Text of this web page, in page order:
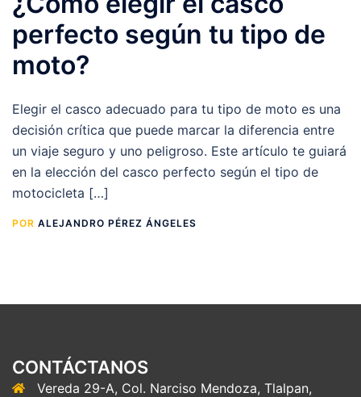
perfecto según tu tipo de
moto?
Elegir el casco adecuado para tu tipo de moto es una
decisión crítica que puede marcar la diferencia entre
un viaje seguro y uno peligroso. Este artículo te guiará
en la elección del casco perfecto según el tipo de
motocicleta […]
POR ALEJANDRO PÉREZ ÁNGELES
CONTÁCTANOS
Vereda 29-A, Col. Narciso Mendoza, Tlalpan,